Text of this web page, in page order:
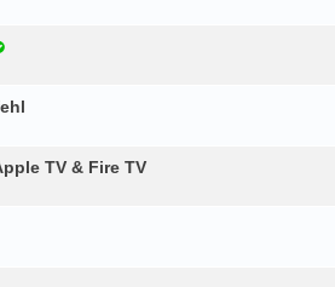
TV & Fire TV